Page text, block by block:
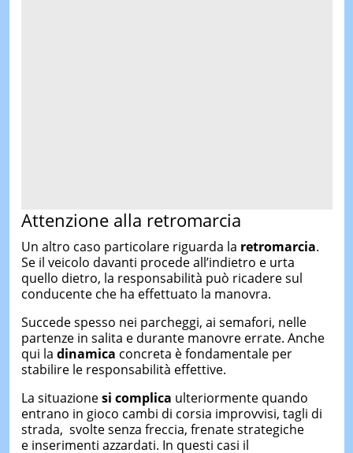
Attenzione alla retromarcia
Un altro caso particolare riguarda la retromarcia.
Se il veicolo davanti procede all’indietro e urta
quello dietro, la responsabilità può ricadere sul
conducente che ha effettuato la manovra.
Succede spesso nei parcheggi, ai semafori, nelle
partenze in salita e durante manovre errate. Anche
qui la dinamica concreta è fondamentale per
stabilire le responsabilità effettive.
La situazionesi complica ulteriormente quando
entrano in gioco cambi di corsia improvvisi, tagli di
strada, svolte senza freccia, frenate strategiche
e inserimenti azzardati. In questi casi il